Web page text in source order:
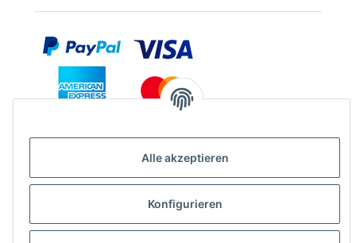
Alle akzeptieren
Konfigurieren